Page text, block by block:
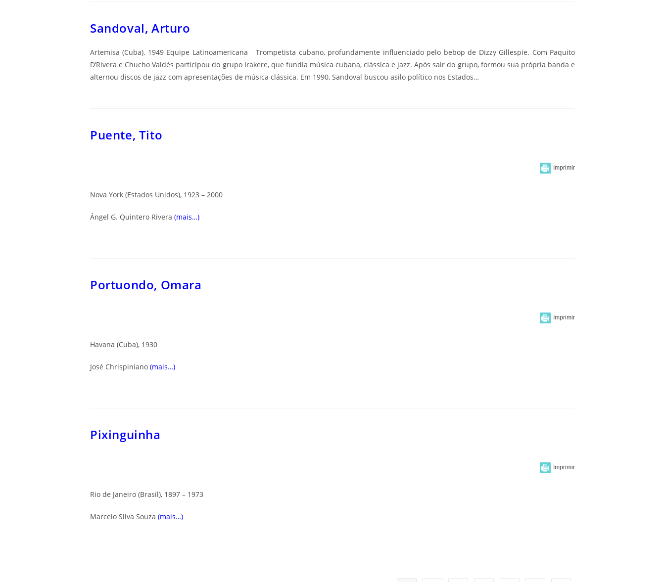
Sandoval, Arturo
Artemisa (Cuba), 1949 Equipe Latinoamericana Trompetista cubano, profundamente influenciado pelo bebop de Dizzy Gillespie. Com Paquito
D’Rivera e Chucho Valdés participou do grupo Irakere, que fundia música cubana, clássica e jazz. Após sair do grupo, formou sua própria banda e
alternou discos de jazz com apresentações de música clássica. Em 1990, Sandoval buscou asilo político nos Estados…
Puente, Tito
Nova York (Estados Unidos), 1923 – 2000
Ángel G. Quintero Rivera (mais…)
Portuondo, Omara
Havana (Cuba), 1930
José Chrispiniano (mais…)
Pixinguinha
Rio de Janeiro (Brasil), 1897 – 1973
Marcelo Silva Souza (mais…)